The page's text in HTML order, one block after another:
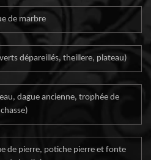
de marbre
dépareillés, theillere, plateau)
dague ancienne, trophée de
chasse)
de pierre, potiche pierre et fonte